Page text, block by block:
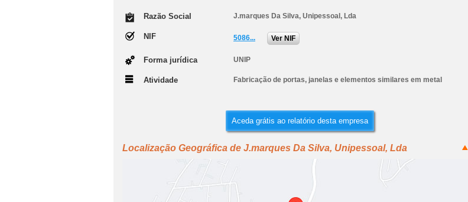
Razão Social J.marques Da Silva, Unipessoal, Lda
NIF 5086... Ver NIF
Forma jurídica UNIP
Atividade Fabricação de portas, janelas e elementos similares em metal
Aceda grátis ao relatório desta empresa
Localização Geográfica de J.marques Da Silva, Unipessoal, Lda